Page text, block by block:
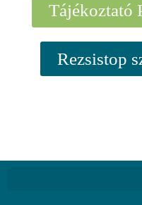
Tájékoztató
Rezsistop